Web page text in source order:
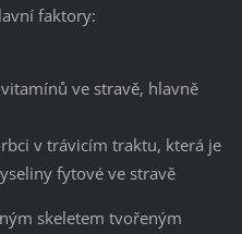
faktory:
ve stravě, hlavně
v trávicím traktu, která je
fytové ve stravě
skeletem tvořeným